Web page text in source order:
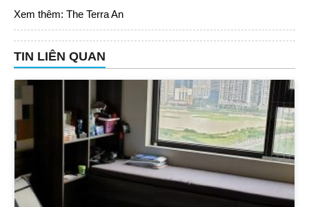
Xem thêm: The Terra An
TIN LIÊN QUAN